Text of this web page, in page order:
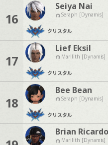
16
Seiya Nai
Seraph [Dynamis]
クリスタル
17
Lief Eksil
Marilith [Dynamis]
クリスタル
18
Bee Bean
Seraph [Dynamis]
クリスタル
Brian Ricardo
Marilith [Dynamis]